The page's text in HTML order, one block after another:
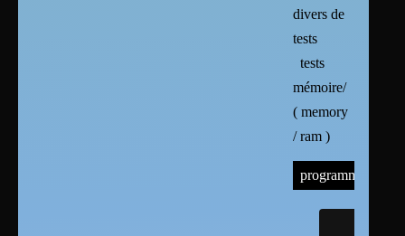
divers de
tests
tests
mémoire/
( memory
/ ram )
programmes